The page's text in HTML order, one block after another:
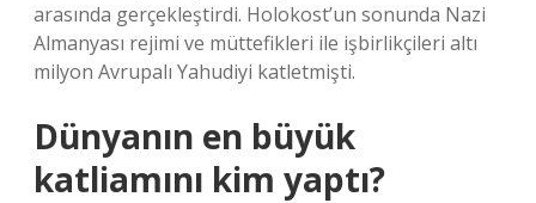
arasında gerçekleştirdi. Holokost’un sonunda Nazi
Almanyası rejimi ve müttefikleri ile işbirlikçileri altı
milyon Avrupalı ​​Yahudiyi katletmişti.
Dünyanın en büyük
katliamını kim yaptı?